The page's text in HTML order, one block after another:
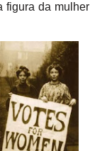
figura da mulher